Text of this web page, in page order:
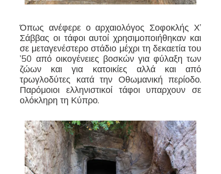
Όπως ανέφερε ο αρχαιολόγος Σοφοκλής Χ’
Σάββας οι τάφοι αυτοί χρησιμοποιήθηκαν και
σε μεταγενέστερο στάδιο μέχρι τη δεκαετία του
’50 από οικογένειες βοσκών για φύλαξη των
ζώων και για κατοικίες αλλά και από
τρωγλοδύτες κατά την Οθωμανική περίοδο.
Παρόμοιοι ελληνιστικοί τάφοι υπαρχουν σε
ολόκληρη τη Κύπρο.